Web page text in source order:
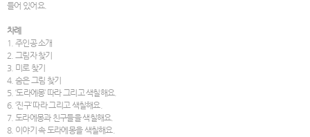
들어 있어요.
차례
1. 주인공 소개
2. 그림자 찾기
3. 미로 찾기
4. 숨은 그림 찾기
5. ‘도라에몽’ 따라 그리고 색칠해요.
6. ‘진구’ 따라 그리고 색칠해요.
7. 도라에몽과 친구들을 색칠해요.
8. 이야기 속 도라에몽을 색칠해요.